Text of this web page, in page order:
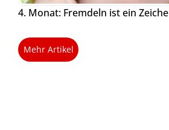
4. Monat: Fremdeln ist ein
Mehr Artikel